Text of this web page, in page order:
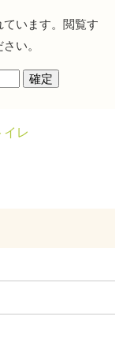
います。閲覧す
い。
レ